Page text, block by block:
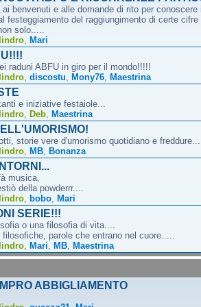
ai benvenuti e alle domande di rito per
festeggiamento del raggiungimento di certe cifre
solo.....
Mari
raduni ABFU in giro per il mondo!!!!!
discostu Mony76 Maestrina
e iniziative festaiole...
Deb Maestrina
storie vere d'umorismo quotidiano e
MB Bonanza
musica,
della powderrr....
bobo Mari
SERIE!!!
o una filosofia di vita....
parole che entrano nel cuore.....
Mari MB Maestrina
ABBIGLIAMENTO